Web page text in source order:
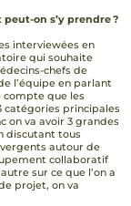
on s’y prendre ?
interviewées en
qui souhaite
chefs de
l’équipe en parlant
compte que les
catégories principales
on va avoir 3 grandes
discutant tous
autour de
collaboratif
sur ce que l’on a
projet, on va